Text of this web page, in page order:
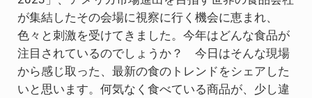
が集結したその会場に視察に行く機会に恵まれ、
色々と刺激を受けてきました。今年はどんな食品が
注目されているのでしょうか？ 今日はそんな現場
から感じ取った、最新の食のトレンドをシェアした
いと思います。何気なく食べている商品が、少し違